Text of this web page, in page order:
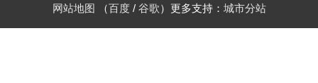
网站地图 （百度/ 谷歌）更多支持： 城市分站